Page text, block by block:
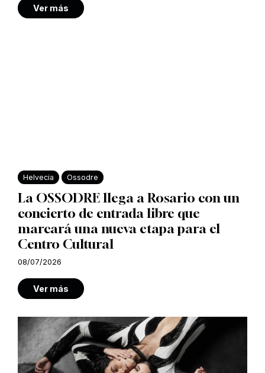
Ver más
Helvecia Ossodre
La OSSODRE llega a Rosario con un
concierto de entrada libre que
marcará una nueva etapa para el
Centro Cultural
08/07/2026
Ver más